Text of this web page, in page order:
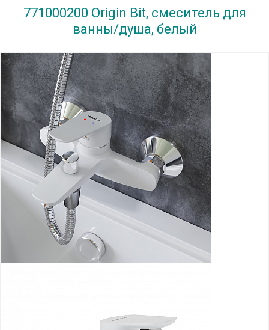
771000200 Origin Bit, смеситель для
ванны/душа, белый